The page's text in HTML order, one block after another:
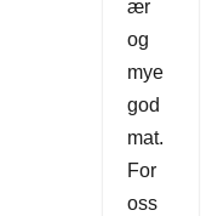
ær
og
mye
god
mat.
For
oss